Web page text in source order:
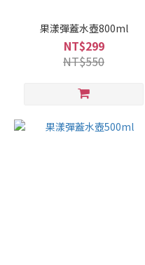
果漾彈蓋水壺800ml
NT$299
NT$550